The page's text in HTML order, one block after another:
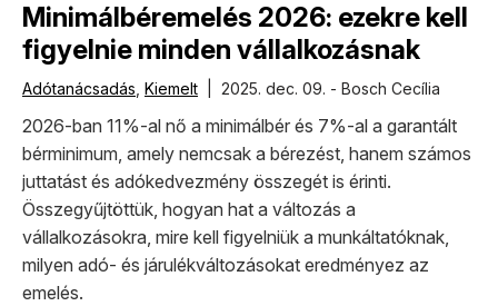
Minimálbéremelés 2026: ezekre kell
figyelnie minden vállalkozásnak
Adótanácsadás Kiemelt | 2025. dec. 09. - Bosch Cecília
2026-ban 11%-al nő a minimálbér és 7%-al a garantált
bérminimum, amely nemcsak a bérezést, hanem számos
juttatást és adókedvezmény összegét is érinti.
Összegyűjtöttük, hogyan hat a változás a
vállalkozásokra, mire kell figyelniük a munkáltatóknak,
milyen adó- és járulékváltozásokat eredményez az
emelés.